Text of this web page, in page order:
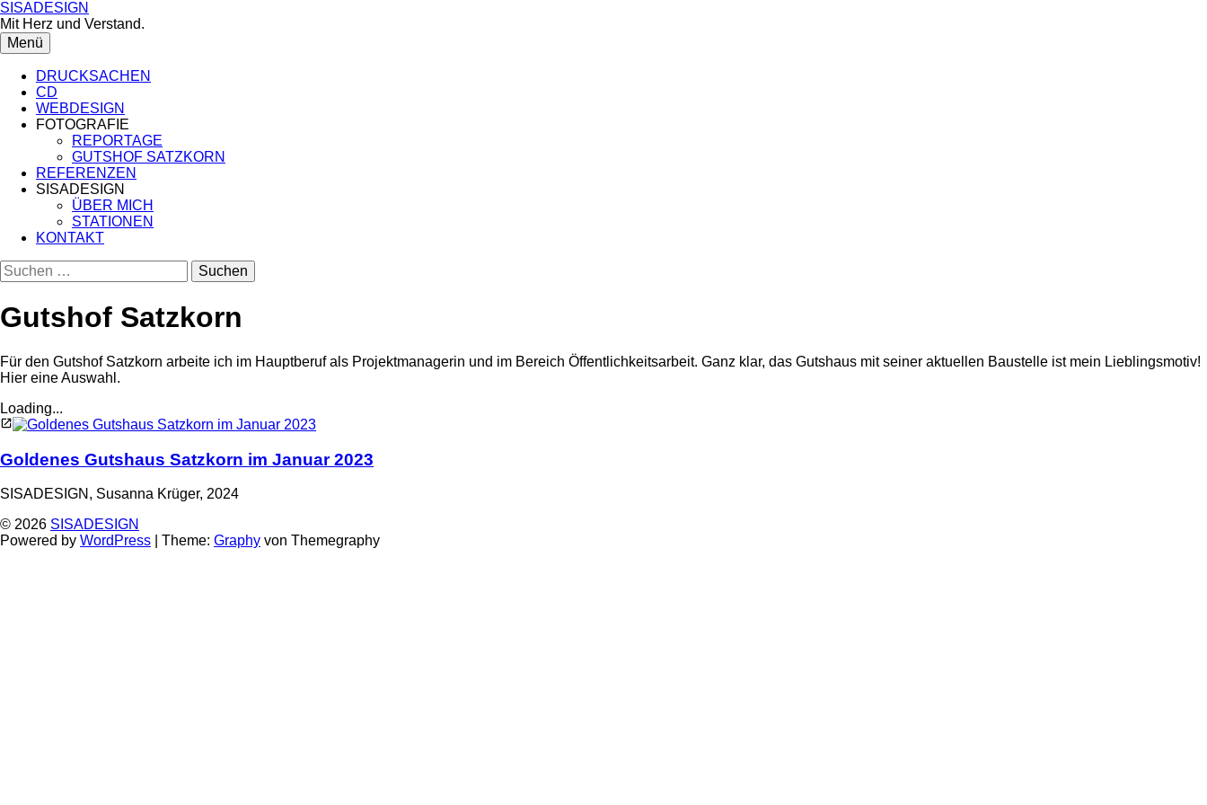
Springe
zum
Inhalt
SISADESIGN
Mit Herz und Verstand.
Menü
DRUCKSACHEN
CD
WEBDESIGN
FOTOGRAFIE
REPORTAGE
GUTSHOF SATZKORN
REFERENZEN
SISADESIGN
ÜBER MICH
STATIONEN
KONTAKT
Suchen
nach:
Gutshof Satzkorn
Für den Gutshof Satzkorn arbeite ich im Hauptberuf als Projektmanagerin und im Bereich Öffentlichkeitsarbeit. Ganz klar, das Gutshaus mit seiner aktuellen Baustelle ist mein Lieblingsmotiv!
Hier eine Auswahl.
Loading...
Goldenes Gutshaus Satzkorn im Januar 2023
SISADESIGN, Susanna Krüger, 2024
© 2026 SISADESIGN
Powered by WordPress Theme: Graphy von Themegraphy